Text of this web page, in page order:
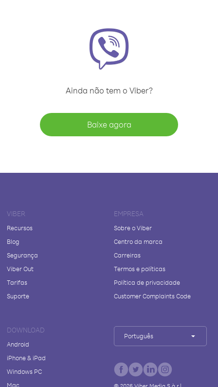
Ainda não tem o Viber?
Baixe agora
VIBER
Recursos
Blog
Segurança
Viber Out
Tarifas
Suporte
EMPRESA
Sobre o Viber
Centro da marca
Carreiras
Termos e políticas
Política de privacidade
Customer Complaints Code
DOWNLOAD
Android
iPhone & iPad
Windows PC
Mac
Português